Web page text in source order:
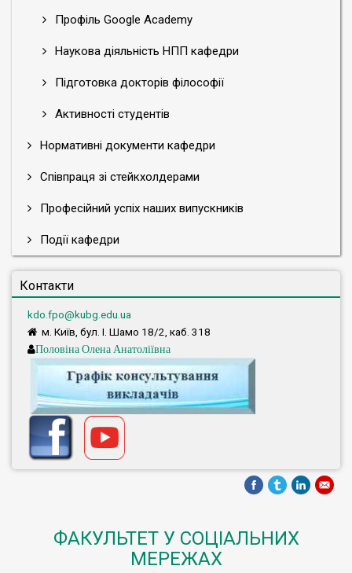
Профіль Google Academy
Наукова діяльність НПП кафедри
Підготовка докторів філософії
Активності студентів
Нормативні документи кафедри
Співпраця зі стейкхолдерами
Професійний успіх наших випускників
Події кафедри
Контакти
kdo.fpo@kubg.edu.ua
м. Київ, бул. І. Шамо 18/2, каб. 318
Половіна Олена Анатоліївна
ФАКУЛЬТЕТ У СОЦІАЛЬНИХ
МЕРЕЖАХ